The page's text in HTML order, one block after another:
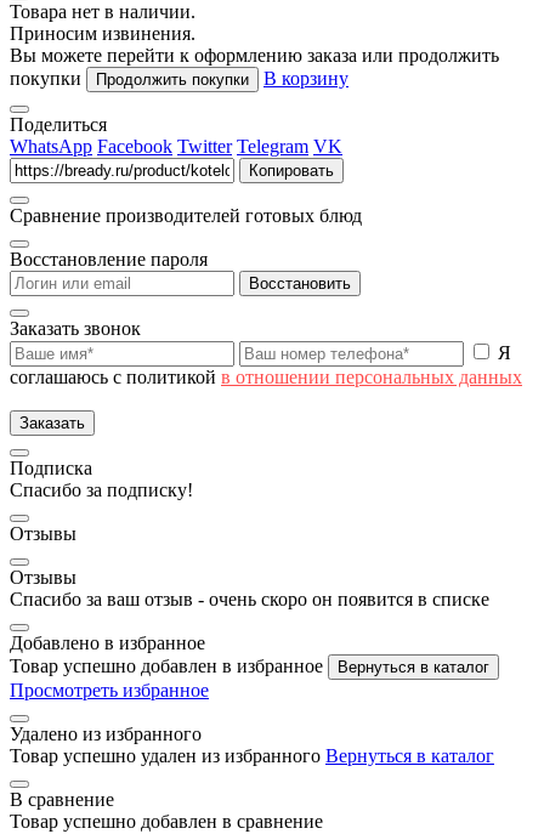
Товара нет в наличии.
Приносим извинения.
Вы можете перейти к оформлению заказа или продолжить
покупки
Продолжить покупки В корзину
Поделиться
WhatsApp Facebook Twitter Telegram VK
Копировать
Сравнение производителей готовых блюд
Восстановление пароля
Восстановить
Заказать звонок
Я
соглашаюсь с политикой в отношении персональных данных
Заказать
Подписка
Спасибо за подписку!
Отзывы
Отзывы
Спасибо за ваш отзыв - очень скоро он появится в списке
Добавлено в избранное
Товар успешно добавлен в избранное
Вернуться в каталог
Просмотреть избранное
Удалено из избранного
Товар успешно удален из избранного Вернуться в каталог
В сравнение
Товар успешно добавлен в сравнение